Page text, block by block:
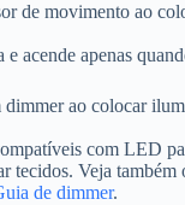
de movimento ao
acende apenas
dimmer ao colocar
com LED
tecidos. Veja também
de dimmer.